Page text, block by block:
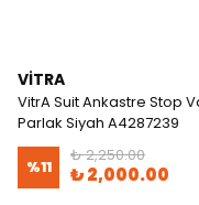
VITRA
VitrA Suit Ankastre Stop
Parlak Siyah A4287239
%11
₺ 2,250.00
₺ 2,000.00